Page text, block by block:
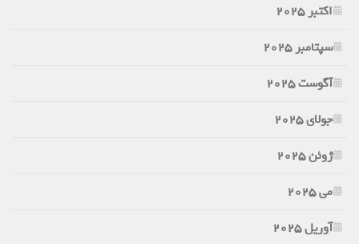
اکتبر 2025
سپتامبر 2025
آگوست 2025
جولای 2025
ژوئن 2025
می 2025
آوریل 2025